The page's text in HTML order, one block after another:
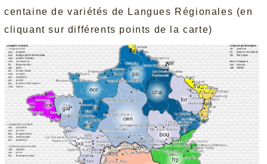
centaine de variétés de Langues Régionales (en
cliquant sur différents points de la carte)